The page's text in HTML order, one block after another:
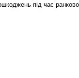
під час